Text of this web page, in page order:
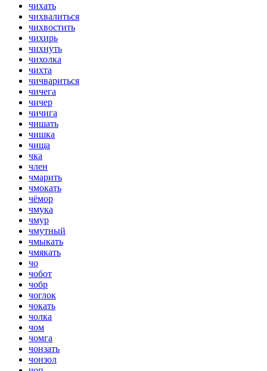
чихать
чихвалиться
чихвостить
чихирь
чихнуть
чихолка
чихта
чичвариться
чичега
чичер
чичига
чишать
чишка
чища
чка
член
чмарить
чмокать
чёмор
чмука
чмур
чмутный
чмыкать
чмякать
чо
чобот
чобр
чоглок
чокать
чолка
чом
чомга
чонзать
чонзол